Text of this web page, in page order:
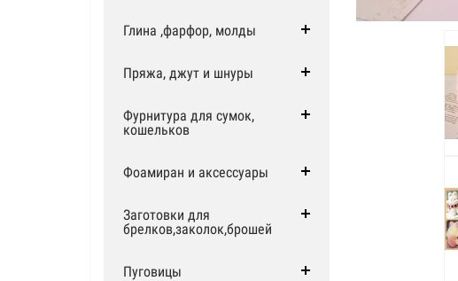
Глина ,фарфор, молды
Пряжа, джут и шнуры
Фурнитура для сумок,
кошельков
Фоамиран и аксессуары
Заготовки для
брелков,заколок,брошей
Пуговицы